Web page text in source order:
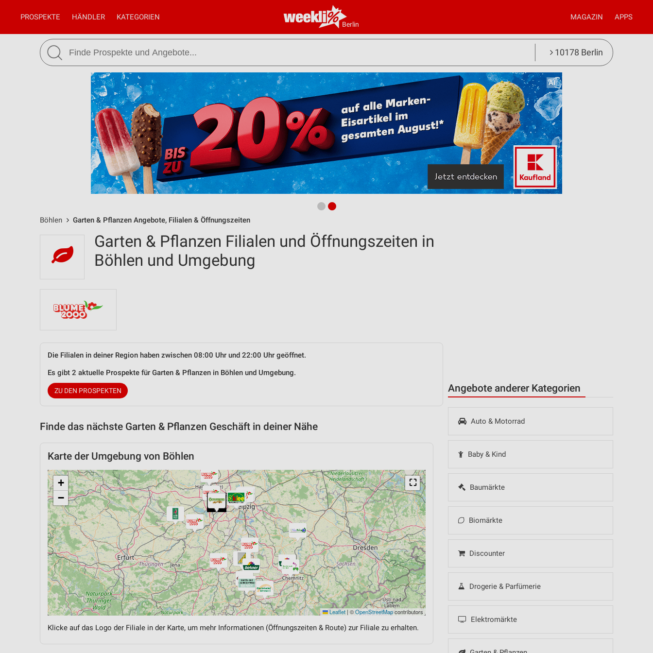
Berlin
PROSPEKTE HÄNDLER KATEGORIEN MAGAZIN APPS
10178 Berlin
Böhlen Garten & Pflanzen Angebote, Filialen & Öffnungszeiten
Angebote anderer Kategorien
Auto & Motorrad
Baby & Kind
Baumärkte
Biomärkte
Discounter
Drogerie & Parfümerie
Elektromärkte
Garten & Pflanzen Filialen und Öffnungszeiten in
Böhlen und Umgebung
Die Filialen in deiner Region haben zwischen 08:00 Uhr und 22:00 Uhr geöffnet.
Es gibt 2 aktuelle Prospekte für Garten & Pflanzen in Böhlen und Umgebung.
ZU DEN PROSPEKTEN
Finde das nächste Garten & Pflanzen Geschäft in deiner Nähe
Karte der Umgebung von Böhlen
⛶
+
−
Leaflet | ©OpenStreetMapcontributors
Klicke auf das Logo der Filiale in der Karte, um mehr Informationen (Öffnungszeiten & Route) zur Filiale zu erhalten.